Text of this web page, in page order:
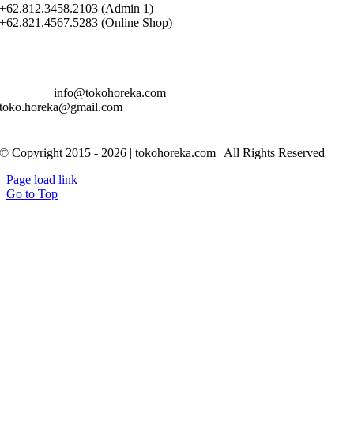
+62.812.3458.2103 (Admin 1)
+62.821.4567.5283 (Online Shop)
info@tokohoreka.com
toko.horeka@gmail.com
© Copyright 2015 - 2026 | tokohoreka.com | All Rights Reserved
Page load link
Go to Top